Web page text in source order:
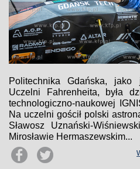
Politechnika Gdańska,
Uczelni Fahrenheita, była
technologiczno-naukowej
Na uczelni gościł polski
Sławosz Uznański-
Mirosławie Hermaszewskim...